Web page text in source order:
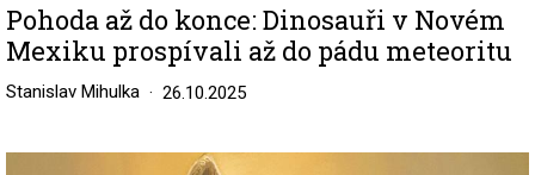
Pohoda až do konce: Dinosauři v Novém
Mexiku prospívali až do pádu meteoritu
Stanislav Mihulka 26.10.2025